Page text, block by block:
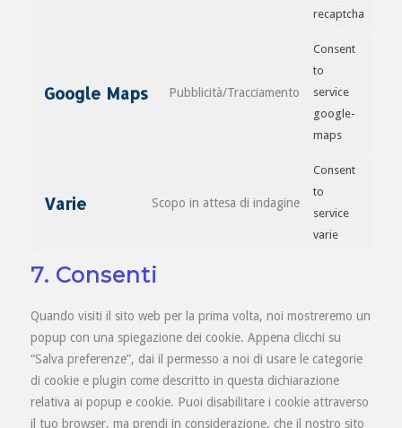
recaptcha
Google Maps Pubblicità/Tracciamento
Consent
to
service
google-
maps
Varie Scopo in attesa di indagine
Consent
to
service
varie
7. Consenti
Quando visiti il sito web per la prima volta, noi mostreremo un
popup con una spiegazione dei cookie. Appena clicchi su
“Salva preferenze”, dai il permesso a noi di usare le categorie
di cookie e plugin come descritto in questa dichiarazione
relativa ai popup e cookie. Puoi disabilitare i cookie attraverso
il tuo browser, ma prendi in considerazione, che il nostro sito